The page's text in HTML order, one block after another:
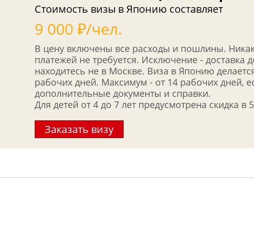
Стоимость визы в Японию составляет
9 000 ₽/чел.
В цену включены все расходы и пошлины.
платежей не требуется. Исключение - доставка
находитесь не в Москве. Виза в Японию
рабочих дней. Максимум - от 14 рабочих дней,
дополнительные документы и справки.
Для детей от 4 до 7 лет предусмотрена скидка в
Заказать визу